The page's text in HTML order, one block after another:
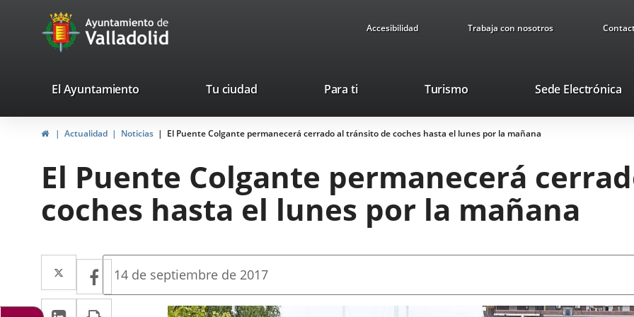
Portal
Web
Ayuntamiento
de
Accesibilidad Trabaja con nosotros
valladolid.es
El Ayuntamiento Tu ciudad Para ti TurismoEste
se
abrirá
ventana
Sede Electrónica
InicioActualidad Noticias El Puente Colgante permanecerá cerrado al tránsito de coches hasta el lunes por la mañana
El Puente Colgante permanecerá
coches hasta el lunes por la mañana
Twitter
Enlace
a
Facebook
Enlace
a
LinkedIn
Enlace Imprimir
Fecha
la
14 de septiembre de 2017